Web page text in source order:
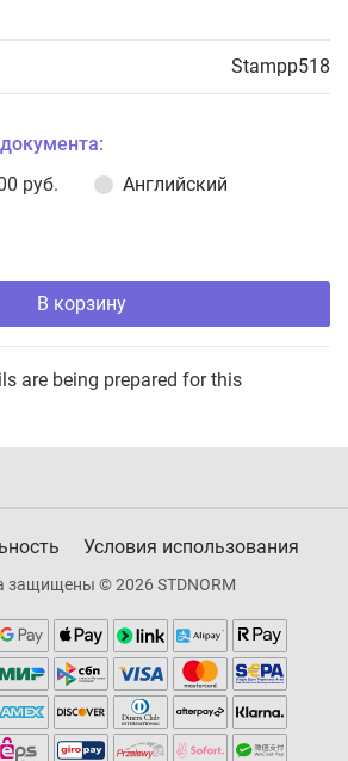
Stampp518
руб. Английский
В корзину
are being prepared for this
Условия использования
защищены © 2026 STDNORM